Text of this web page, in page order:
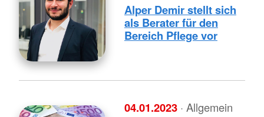
Alper Demir stellt sich
als Berater für den
Bereich Pflege vor
04.01.2023 · Allgemein